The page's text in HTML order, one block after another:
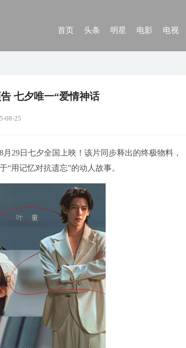
首页 头条 明星 电影 电视
七夕唯一“爱情神话
08-25
29日七夕全国上映！该片同步释出的终极物料，
用记忆对抗遗忘”的动人故事。